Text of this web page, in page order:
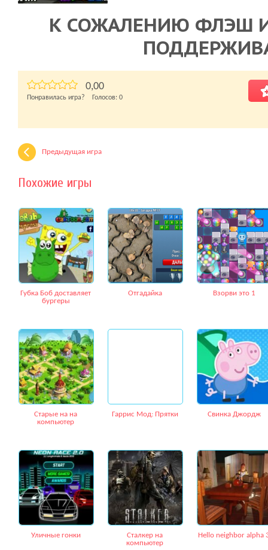
К СОЖАЛЕНИЮ ФЛЭШ
0,00
Понравилась игра? Голосов: 0
Предыдущая игра
Похожие игры
Губка Боб доставляет
бургеры
Отгадайка Взорви это 1
Старые на на
компьютер
Гаррис Мод: Прятки Свинка Джордж
Уличные гонки
Сталкер на
компьютер
Hello neighbor alpha